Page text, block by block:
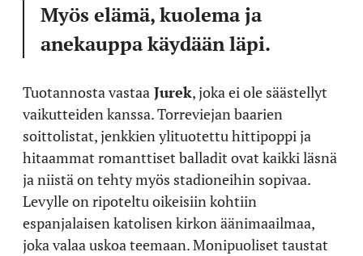
Myös elämä, kuolema ja
anekauppa käydään läpi.
Tuotannosta vastaa Jurek, joka ei ole säästellyt
vaikutteiden kanssa. Torreviejan baarien
soittolistat, jenkkien ylituotettu hittipoppi ja
hitaammat romanttiset balladit ovat kaikki läsnä
ja niistä on tehty myös stadioneihin sopivaa.
Levylle on ripoteltu oikeisiin kohtiin
espanjalaisen katolisen kirkon äänimaailmaa,
joka valaa uskoa teemaan. Monipuoliset taustat